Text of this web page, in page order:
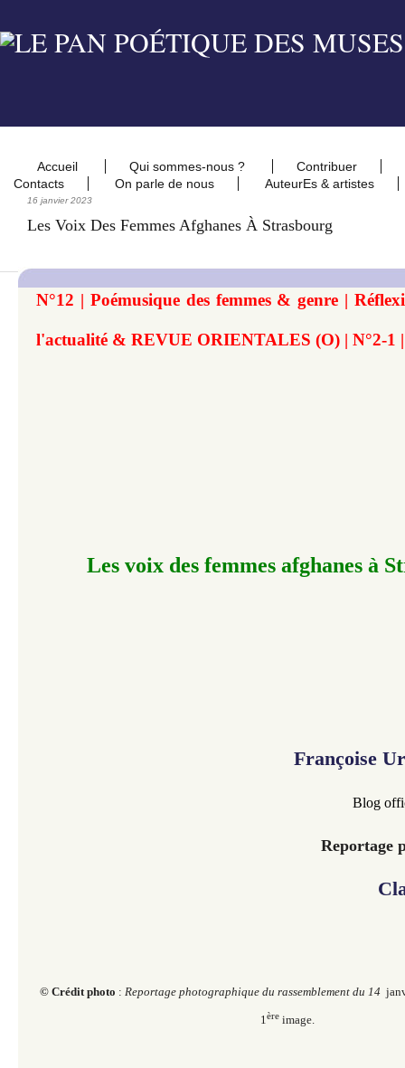
Accueil Qui sommes-nous ?
Contribuer
Contacts
On parle de nous AuteurEs & artistes
16 janvier 2023
Les Voix Des Femmes Afghanes À Strasbourg
N°12 | Poémusique des femmes & genre |
l'actualité & REVUE ORIENTALES (O) | N°2-1
Les voix des femmes afghanes à
Françoise
Blog
Reportage
© Crédit photo : Reportage photographique du rassemblement du 14
1ère image.